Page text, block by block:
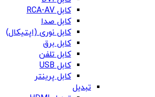
کابل RCA-AV
کابل صدا
کابل نوری (اپتیکال)
کابل برق
کابل تلفن
کابل USB
کابل پرینتر
تبدیل